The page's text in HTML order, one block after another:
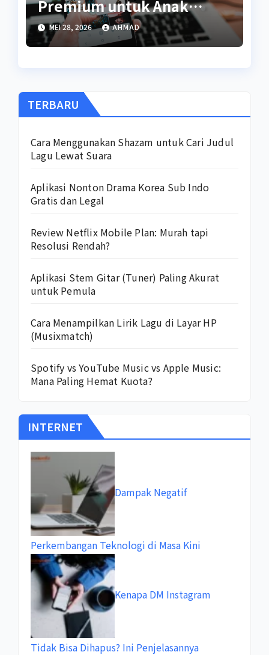
Premium untuk Anak
Kuliah
MEI 28, 2026 AHMAD
TERBARU
Cara Menggunakan Shazam untuk Cari Judul
Lagu Lewat Suara
Aplikasi Nonton Drama Korea Sub Indo
Gratis dan Legal
Review Netflix Mobile Plan: Murah tapi
Resolusi Rendah?
Aplikasi Stem Gitar (Tuner) Paling Akurat
untuk Pemula
Cara Menampilkan Lirik Lagu di Layar HP
(Musixmatch)
Spotify vs YouTube Music vs Apple Music:
Mana Paling Hemat Kuota?
INTERNET
Dampak Negatif
Perkembangan Teknologi di Masa Kini
Kenapa DM Instagram
Tidak Bisa Dihapus? Ini Penjelasannya